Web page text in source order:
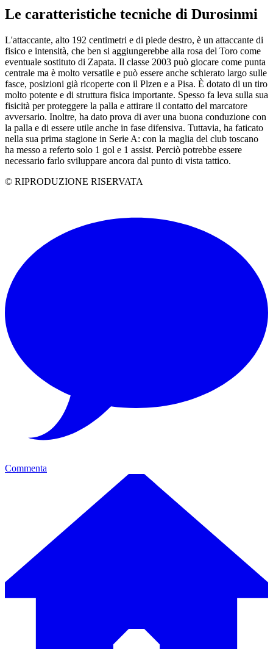
Le caratteristiche tecniche di Durosinmi
L'attaccante, alto 192 centimetri e di piede destro, è un attaccante di
fisico e intensità, che ben si aggiungerebbe alla rosa del Toro come
eventuale sostituto di Zapata. Il classe 2003 può giocare come punta
centrale ma è molto versatile e può essere anche schierato largo sulle
fasce, posizioni già ricoperte con il Plzen e a Pisa. È dotato di un tiro
molto potente e di struttura fisica importante. Spesso fa leva sulla sua
fisicità per proteggere la palla e attirare il contatto del marcatore
avversario. Inoltre, ha dato prova di aver una buona conduzione con
la palla e di essere utile anche in fase difensiva. Tuttavia, ha faticato
nella sua prima stagione in Serie A: con la maglia del club toscano
ha messo a referto solo 1 gol e 1 assist. Perciò potrebbe essere
necessario farlo sviluppare ancora dal punto di vista tattico.
© RIPRODUZIONE RISERVATA
Commenta